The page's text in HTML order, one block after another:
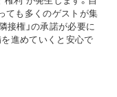
ても多くのゲストが集
接権」の承諾が必要に
進めていくと安心で